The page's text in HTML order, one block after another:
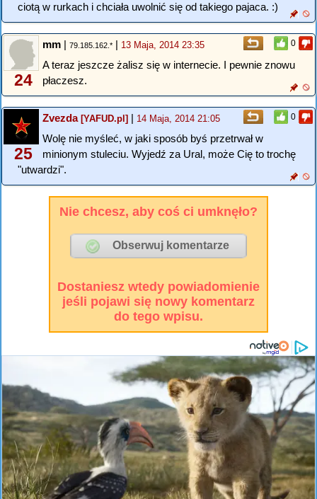
ciotą w rurkach i chciała uwolnić się od takiego pajaca. :)
0
24
mm | 79.185.162.* | 13 Maja, 2014 23:35
A teraz jeszcze żalisz się w internecie. I pewnie znowu
płaczesz.
0
25
Zvezda[YAFUD.pl] | 14 Maja, 2014 21:05
Wolę nie myśleć, w jaki sposób byś przetrwał w
minionym stuleciu. Wyjedź za Ural, może Cię to trochę
"utwardzi".
Nie chcesz, aby coś ci umknęło?
Dostaniesz wtedy powiadomienie
jeśli pojawi się nowy komentarz
do tego wpisu.